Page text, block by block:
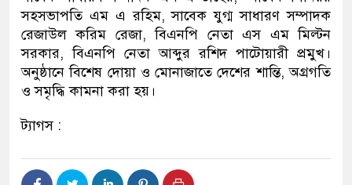
সহসভাপতি এম এ রহিম, সাবেক যুগ্ম সাধারণ সম্পাদক
রেজাউল করিম রেজা, বিএনপি নেতা এস এম মিল্টন
সরকার, বিএনপি নেতা আব্দুর রশিদ পাটোয়ারী প্রমুখ।
অনুষ্ঠানে বিশেষ দোয়া ও মোনাজাতে দেশের শান্তি, অগ্রগতি
ও সমৃদ্ধি কামনা করা হয়।
ট্যাগস :